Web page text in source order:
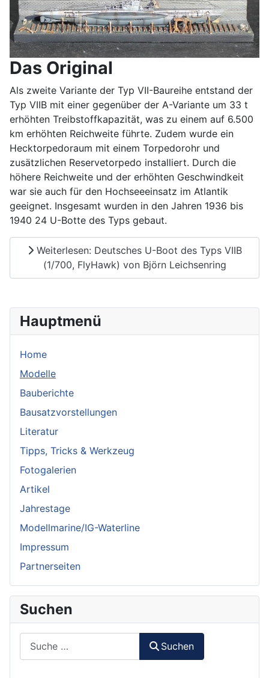
Hauptmenü
Home
Modelle
Bauberichte
Bausatzvorstellungen
Literatur
Tipps, Tricks & Werkzeug
Fotogalerien
Artikel
Jahrestage
Modellmarine/IG-Waterline
Impressum
Partnerseiten
Suchen
Suchen
Das Original
Als zweite Variante der Typ VII-Baureihe entstand der
Typ VIIB mit einer gegenüber der A-Variante um 33 t
erhöhten Treibstoffkapazität, was zu einem auf 6.500
km erhöhten Reichweite führte. Zudem wurde ein
Hecktorpedoraum mit einem Torpedorohr und
zusätzlichen Reservetorpedo installiert. Durch die
höhere Reichweite und der erhöhten Geschwindkeit
war sie auch für den Hochseeeinsatz im Atlantik
geeignet. Insgesamt wurden in den Jahren 1936 bis
1940 24 U-Botte des Typs gebaut.
Weiterlesen: Deutsches U-Boot des Typs VIIB
(1/700, FlyHawk) von Björn Leichsenring